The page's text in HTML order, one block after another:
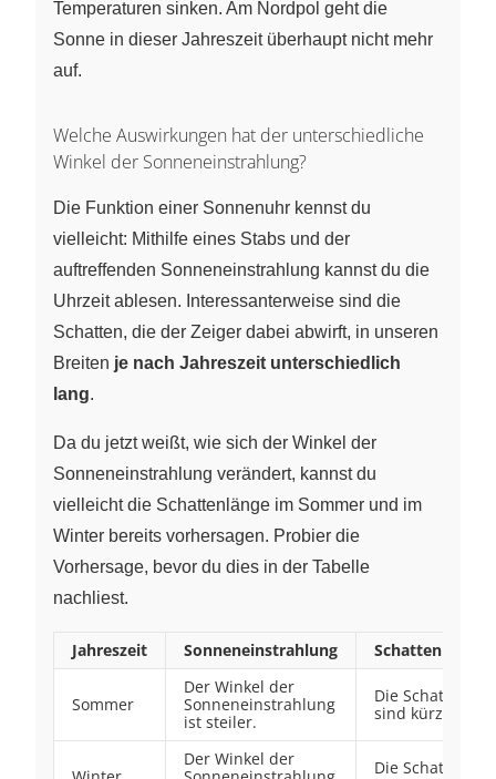
Temperaturen sinken. Am Nordpol geht die
Sonne in dieser Jahreszeit überhaupt nicht mehr
auf.
Welche Auswirkungen hat der unterschiedliche
Winkel der Sonneneinstrahlung?
Die Funktion einer Sonnenuhr kennst du
vielleicht: Mithilfe eines Stabs und der
auftreffenden Sonneneinstrahlung kannst du die
Uhrzeit ablesen. Interessanterweise sind die
Schatten, die der Zeiger dabei abwirft, in unseren
Breiten je nach Jahreszeit unterschiedlich
lang.
Da du jetzt weißt, wie sich der Winkel der
Sonneneinstrahlung verändert, kannst du
vielleicht die Schattenlänge im Sommer und im
Winter bereits vorhersagen. Probier die
Vorhersage, bevor du dies in der Tabelle
nachliest.
Jahreszeit Sonneneinstrahlung Schattenlänge
Sommer
Der Winkel der
Sonneneinstrahlung
ist steiler.
Die Schatten
sind kürzer.
Der Winkel der
Die Schatten